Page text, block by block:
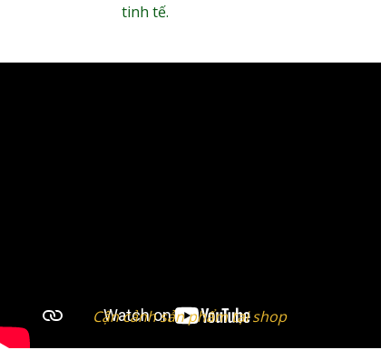
tinh tế.
Cận cảnh sản phẩm tại shop